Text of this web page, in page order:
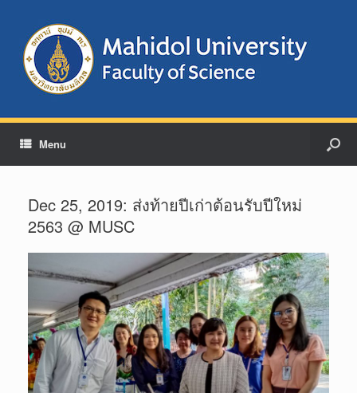
Menu
Dec 25, 2019: ส่งท้ายปีเก่าต้อนรับปีใหม่
2563 @ MUSC